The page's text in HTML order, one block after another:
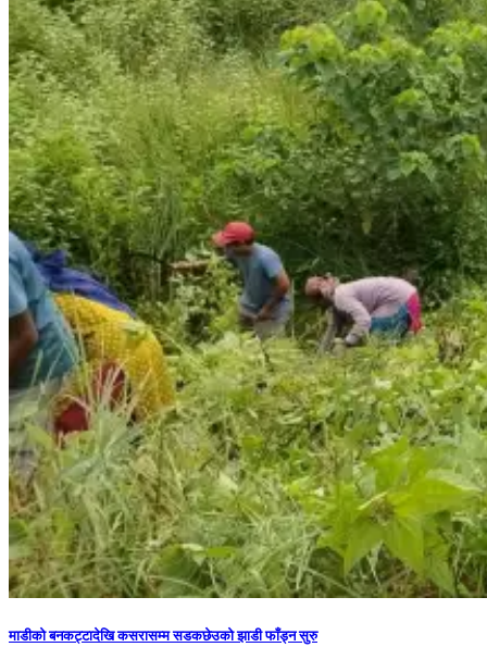
माडीको बनकट्टादेखि कसरासम्म सडकछेउको झाडी फाँड्न सुरु